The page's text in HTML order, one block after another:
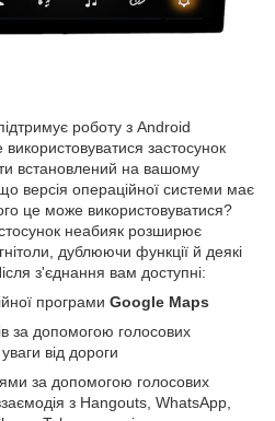
роботу з Android
застосунок
встановлений на вашому
версія операційної системи має
це може використовуватися?
неабияк розширює
дублюючи функції й деякі
з'єднання вам доступні:
програми Google Maps
за допомогою голосових
від дороги
за допомогою голосових
з Hangouts, WhatsApp,